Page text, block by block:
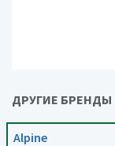
ДРУГИЕ БРЕНДЫ
Alpine